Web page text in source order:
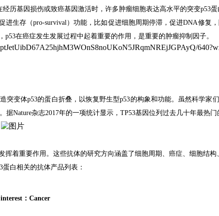
历基因损伤或致癌基因激活时，许多肿瘤细胞表达高水平的突变p53蛋
进生存（pro-survival）功能，比如促进细胞周期停滞，促进DNA修复
p53在癌症发生发展过程中起着重要的作用，是重要的肿瘤抑制因子。
突变体p53的蛋白折叠，以恢复野生型p53的构象和功能。虽然科学家
据Nature杂志2017年的一项统计显示， TP53基因位列过去几十年最热门
着重要作用。这些抗体的研究方向涵盖了细胞周期、癌症、细胞结构
蛋白相关的抗体产品列表 ：
：Cancer